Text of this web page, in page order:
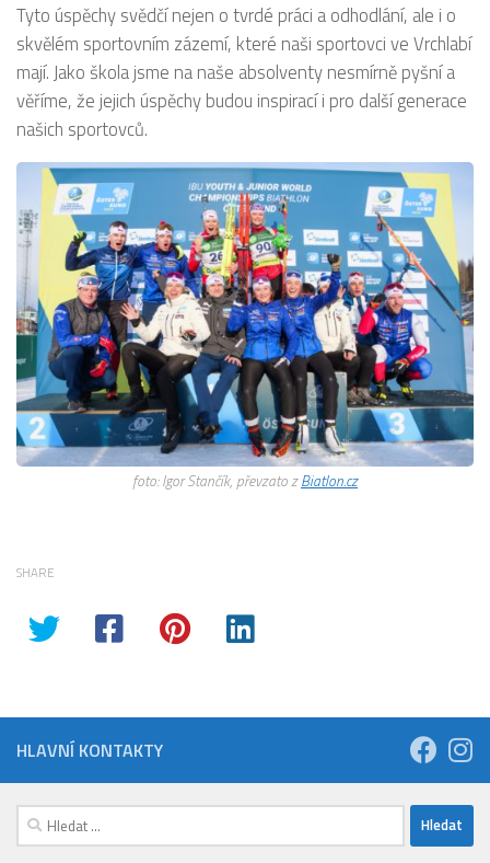
Tyto úspěchy svědčí nejen o tvrdé práci a odhodlání, ale i o
skvělém sportovním zázemí, které naši sportovci ve Vrchlabí
mají. Jako škola jsme na naše absolventy nesmírně pyšní a
věříme, že jejich úspěchy budou inspirací i pro další generace
našich sportovců.
foto: Igor Stančík, převzato zBiatlon.cz
SHARE
HLAVNÍ KONTAKTY
Vyhledávání